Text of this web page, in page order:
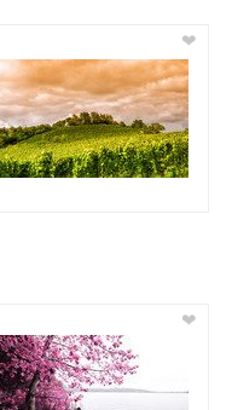
❤
❤